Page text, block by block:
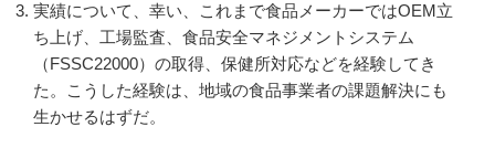
実績について、幸い、これまで食品メーカーではOEM立
ち上げ、工場監査、食品安全マネジメントシステム
（FSSC22000）の取得、保健所対応などを経験してき
た。こうした経験は、地域の食品事業者の課題解決にも
生かせるはずだ。